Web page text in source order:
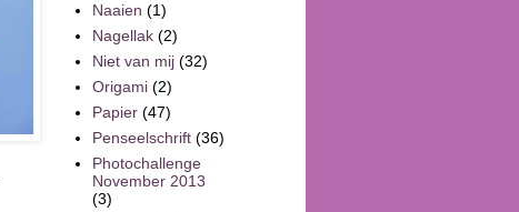
Naaien (1)
Nagellak (2)
Niet van mij (32)
Origami (2)
Papier (47)
Penseelschrift (36)
Photochallenge
November 2013
(3)